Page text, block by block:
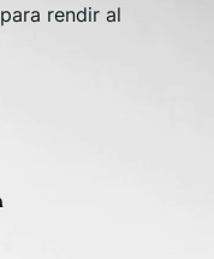
rendir al